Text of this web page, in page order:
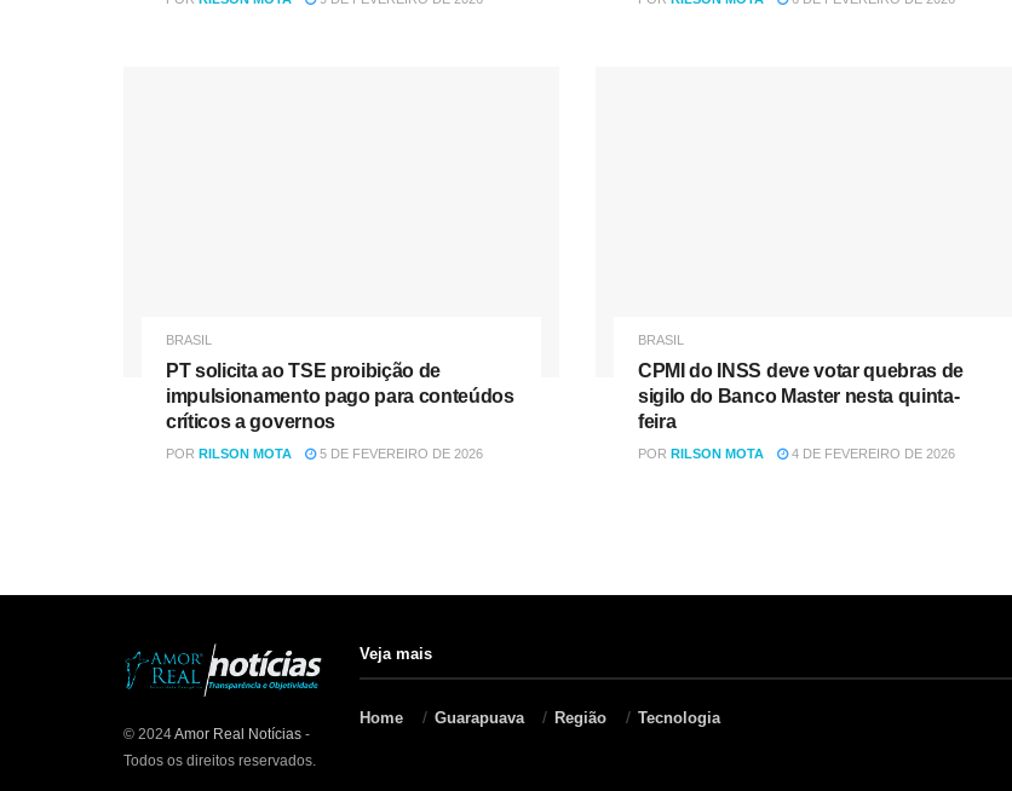
BRASIL
PT solicita ao TSE proibição de
impulsionamento pago para conteúdos
críticos a governos
POR RILSON MOTA 5 DE FEVEREIRO DE 2026
BRASIL
CPMI do INSS deve votar quebras de
sigilo do Banco Master nesta quinta-
feira
POR RILSON MOTA 4 DE FEVEREIRO DE 2026
© 2024Amor Real Notícias -
Todos os direitos reservados.
Veja mais
Home Guarapuava Região Tecnologia